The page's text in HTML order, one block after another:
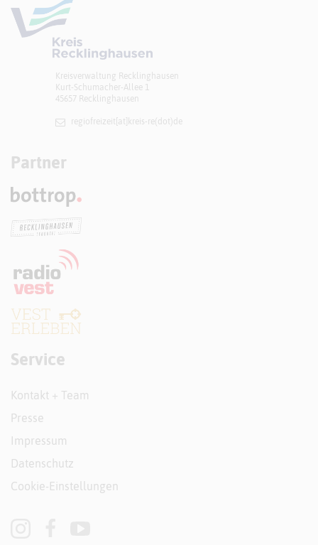
Kreisverwaltung Recklinghausen
Kurt-Schumacher-Allee 1
45657 Recklinghausen
regiofreizeit[at]​kreis-re(dot)de
Partner
Service
Kontakt + Team
Presse
Impressum
Datenschutz
Cookie-Einstellungen